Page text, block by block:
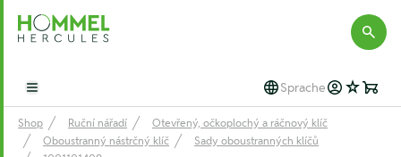
Hommel Hercules
Open main menu Sprache
Shop Ruční nářadí
Otevřený, očkoplochý a ráčnový klíč
Oboustranný nástrčný klíč
Sady oboustranných klíčů